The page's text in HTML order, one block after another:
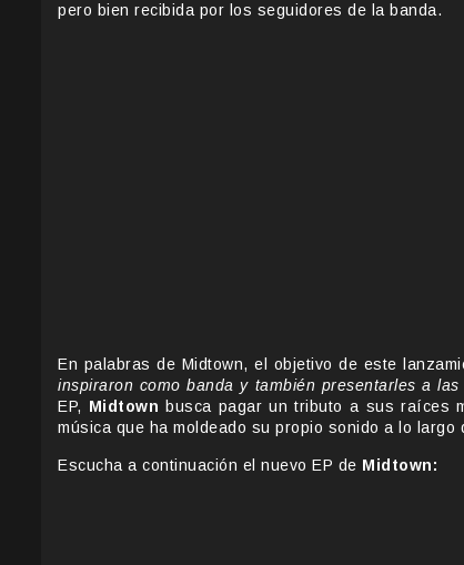
pero bien recibida por los seguidores de la banda.
En palabras de Midtown, el objetivo de este
inspiraron como banda y también presentarles a
EP, Midtown busca pagar un tributo a sus raíces
música que ha moldeado su propio sonido a lo largo
Escucha a continuación el nuevo EP de Midtown: